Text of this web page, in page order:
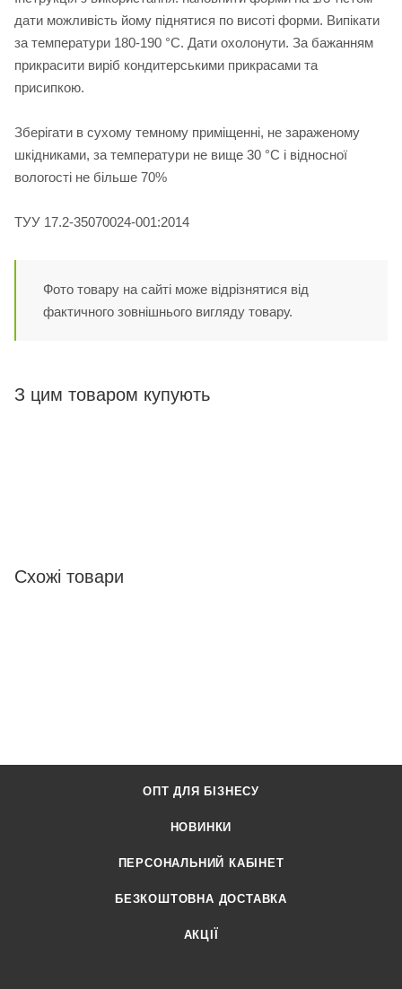
дати можливість йому піднятися по висоті форми. Випікати
за температури 180-190 °С. Дати охолонути. За бажанням
прикрасити виріб кондитерськими прикрасами та
присипкою.
Зберігати в сухому темному приміщенні, не зараженому
шкідниками, за температури не вище 30 °С і відносної
вологості не більше 70%
ТУУ 17.2-35070024-001:2014
Фото товару на сайті може відрізнятися від
фактичного зовнішнього вигляду товару.
З цим товаром купують
Схожі товари
ОПТ ДЛЯ БІЗНЕСУ
НОВИНКИ
ПЕРСОНАЛЬНИЙ КАБІНЕТ
БЕЗКОШТОВНА ДОСТАВКА
АКЦІЇ